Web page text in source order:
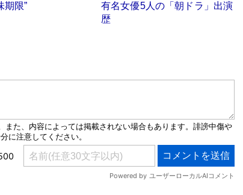
期限”
有名女優5人の「朝ドラ」出演
歴